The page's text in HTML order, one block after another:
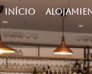
INÍCIO